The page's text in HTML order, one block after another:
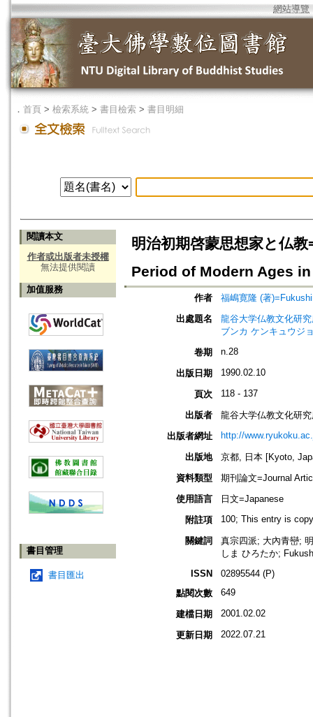
網站導覽
． 首頁 > 檢索系統 > 書目檢索 > 書目明細
閱讀本文
作者或出版者未授權
無法提供閱讀
加值服務
書目管理
書目匯出
明治初期啓蒙思想家と仏
Period of Modern Ages
作者
福嶋寛隆 (著
出處題名
龍谷大学仏教文化研
ブンカ ケンキュウジ
卷期
n.28
出版日期 1990.02.10
頁次 118 - 137
出版者
龍谷大学仏教文化研
出版者網址
http://
出版地
京都, 日本 [Kyoto,
資料類型
期刊論文=Journal
使用語言
日文=Japanese
附註項
100; This entry is
關鍵詞
真宗四派; 大內青巒;
しま ひろたか;
ISSN
02895544 (P)
點閱次數
649
建檔日期 2001.02.02
更新日期 2022.07.21